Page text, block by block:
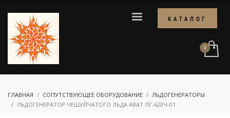
КАТАЛОГ
ГЛАВНАЯ СОПУТСТВУЮЩЕЕ ОБОРУДОВАНИЕ
ЛЬДОГЕНЕРАТОРЫ
ЛЬДОГЕНЕРАТОР ЧЕШУЙЧАТОГО ЛЬДА ABAT ЛГ-620Ч-01